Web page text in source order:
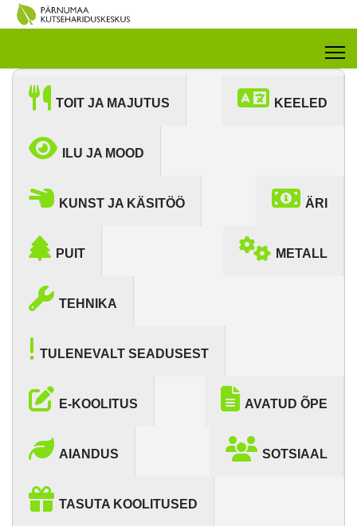
TOIT JA MAJUTUS KEELED
ILU JA MOOD
KUNST JA KÄSITÖÖ ÄRI
PUIT METALL
TEHNIKA
TULENEVALT SEADUSEST
E-KOOLITUS AVATUD ÕPE
AIANDUS SOTSIAAL
TASUTA KOOLITUSED